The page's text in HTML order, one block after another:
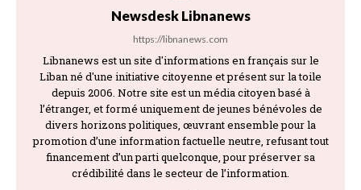
Newsdesk Libnanews
https://libnanews.com
Libnanews est un site d'informations en français sur le
Liban né d'une initiative citoyenne et présent sur la toile
depuis 2006. Notre site est un média citoyen basé à
l’étranger, et formé uniquement de jeunes bénévoles de
divers horizons politiques, œuvrant ensemble pour la
promotion d’une information factuelle neutre, refusant tout
financement d’un parti quelconque, pour préserver sa
crédibilité dans le secteur de l’information.